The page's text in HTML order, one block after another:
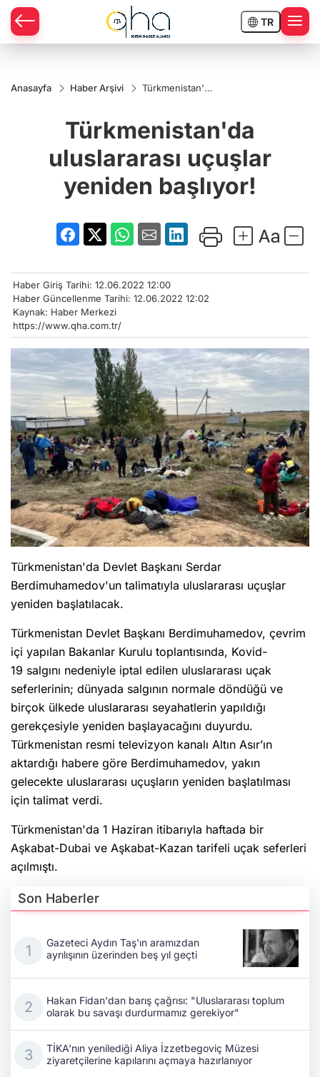
TR
Anasayfa Haber Arşivi
Türkmenistan'da
başlıyor!
Türkmenistan'da
uluslararası uçuşlar
yeniden başlıyor!
Haber Giriş Tarihi: 12.06.2022 12:00
Haber Güncellenme Tarihi: 12.06.2022 12:02
Kaynak: Haber Merkezi
https://www.qha.com.tr/
Türkmenistan'da Devlet Başkanı Serdar
Berdimuhamedov'un talimatıyla uluslararası uçuşlar
yeniden başlatılacak.
Türkmenistan Devlet Başkanı Berdimuhamedov, çevrim
içi yapılan Bakanlar Kurulu toplantısında, Kovid-
19 salgını nedeniyle iptal edilen uluslararası uçak
seferlerinin; dünyada salgının normale döndüğü ve
birçok ülkede uluslararası seyahatlerin yapıldığı
gerekçesiyle yeniden başlayacağını duyurdu.
Türkmenistan resmi televizyon kanalı Altın Asır’ın
aktardığı habere göre ​​​Berdimuhamedov, yakın
gelecekte uluslararası uçuşların yeniden başlatılması
için talimat verdi.
Türkmenistan'da 1 Haziran itibarıyla haftada bir
Aşkabat-Dubai ve Aşkabat-Kazan tarifeli uçak seferleri
açılmıştı.
Son Haberler
Gazeteci Aydın Taş'ın aramızdan
ayrılışının üzerinden beş yıl geçti
Hakan Fidan'dan barış çağrısı: "Uluslararası toplum
olarak bu savaşı durdurmamız gerekiyor"
TİKA'nın yenilediği Aliya İzzetbegoviç Müzesi
ziyaretçilerine kapılarını açmaya hazırlanıyor